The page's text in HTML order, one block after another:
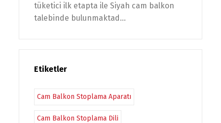
tüketici ilk etapta ile Siyah cam balkon
talebinde bulunmaktad...
Etiketler
Cam Balkon Stoplama Aparatı
Cam Balkon Stoplama Dili